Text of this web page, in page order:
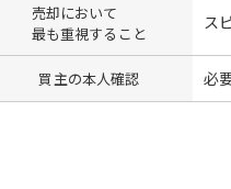
売却において
最も重視すること
ス
買主の本人確認 必